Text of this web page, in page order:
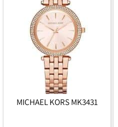
MICHAEL KORS MK3431